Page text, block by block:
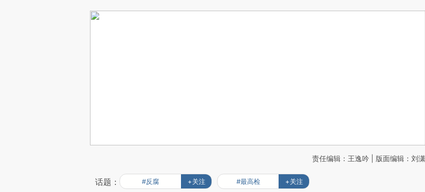
责任编辑：王逸吟 | 版面编辑：刘潇
话题： #反腐 +关注 #最高检 +关注